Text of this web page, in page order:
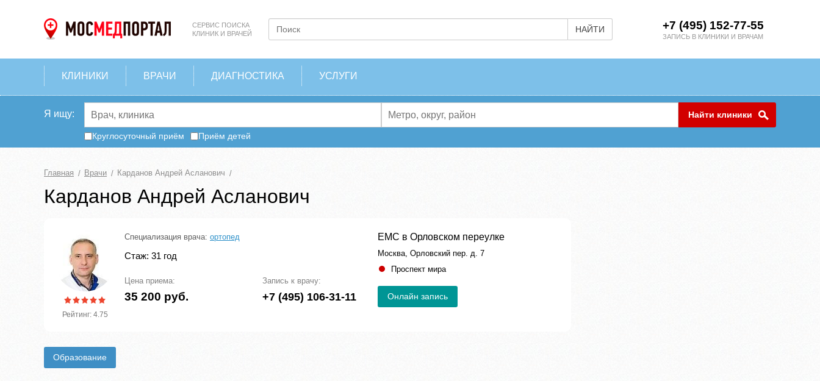
СЕРВИС ПОИСКА
КЛИНИК И ВРАЧЕЙ
НАЙТИ +7 (495) 152-77-55
ЗАПИСЬ В КЛИНИКИ И ВРАЧАМ
КЛИНИКИ ВРАЧИ ДИАГНОСТИКА УСЛУГИ
Я ищу: Найти клиники
Круглосуточный приём Приём детей
Главная Врачи Карданов Андрей Асланович
Карданов Андрей Асланович
Рейтинг: 4.75
Специализация врача: ортопед
Стаж: 31 год
Цена приема:
35 200 руб.
Запись к врачу:
+7 (495) 106-31-11
ЕМС в Орловском переулке
Москва, Орловский пер. д. 7
Проспект мира
Онлайн запись
Образование